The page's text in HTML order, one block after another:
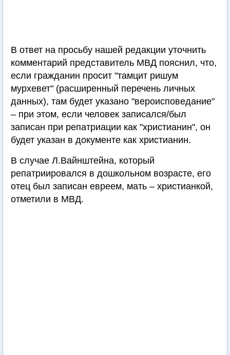
В ответ на просьбу нашей редакции уточнить
комментарий представитель МВД пояснил, что,
если гражданин просит "тамцит ришум
мурхевет" (расширенный перечень личных
данных), там будет указано "вероисповедание"
– при этом, если человек записался/был
записан при репатриации как "христианин", он
будет указан в документе как христианин.
В случае Л.Вайнштейна, который
репатриировался в дошкольном возрасте, его
отец был записан евреем, мать – христианкой,
отметили в МВД.